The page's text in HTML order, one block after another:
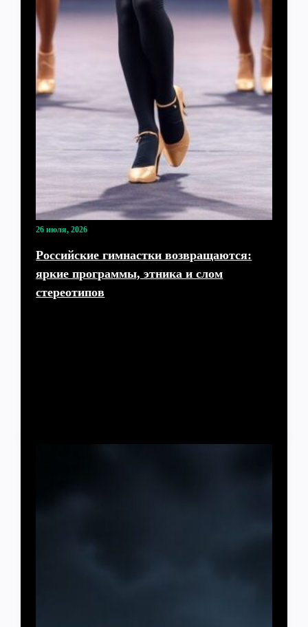
26 июля, 2026
Российские гимнастки возвращаются:
яркие программы, этника и слом
стереотипов